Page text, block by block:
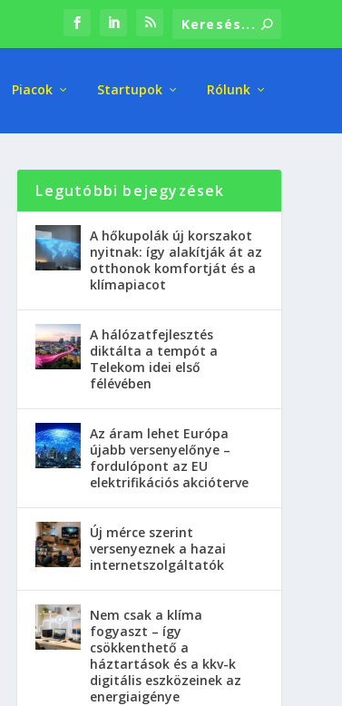
Piacok Startupok Rólunk
Legutóbbi bejegyzések
A hőkupolák új korszakot
nyitnak: így alakítják át az
otthonok komfortját és a
klímapiacot
A hálózatfejlesztés
diktálta a tempót a
Telekom idei első
félévében
Az áram lehet Európa
újabb versenyelőnye –
fordulópont az EU
elektrifikációs akcióterve
Új mérce szerint
versenyeznek a hazai
internetszolgáltatók
Nem csak a klíma
fogyaszt – így
csökkenthető a
háztartások és a kkv-k
digitális eszközeinek az
energiaigénye